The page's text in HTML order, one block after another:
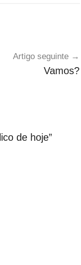
Artigo seguinte
Vamos?
de hoje”